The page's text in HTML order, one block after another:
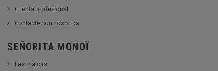
Cuenta profesional
Contacte con nosotros
SEÑORITA MONOÏ
Las marcas